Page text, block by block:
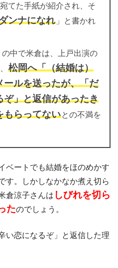
てた手紙が紹介され、そ
ンナになれ 」と書かれ
中で米倉は、上戸出演の
松岡へ「（結婚は）
ールを送ったが、「だ
ぞ」と返信があったき
もらってないとの不満を
ベートでも結婚をほのめかす
す。しかしなかなか煮え切ら
倉涼子さんは しびれを切ら
たのでしょう。
い恋になるぞ」と返信した理